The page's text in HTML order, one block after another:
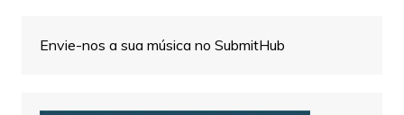
Envie-nos a sua música no SubmitHub